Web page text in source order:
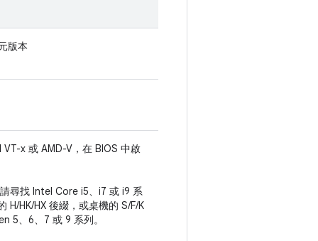
版本
x 或 AMD-V，在 BIOS 中啟
尋找 Intel Core i5、i7 或 i9 系
H/HK/HX 後綴，或桌機的 S/F/K
5、6、7 或 9 系列。